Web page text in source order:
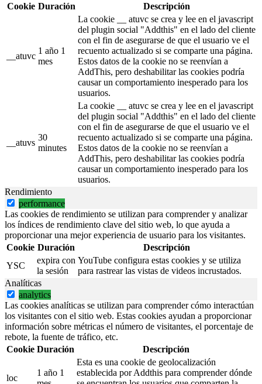
Cookie Duración Descripción
__atuvc
1 año 1
mes
La cookie __ atuvc se crea y lee en el javascript
del plugin social "Addthis" en el lado del cliente
con el fin de asegurarse de que el usuario ve el
recuento actualizado si se comparte una página.
Estos datos de la cookie no se reenvían a
AddThis, pero deshabilitar las cookies podría
causar un comportamiento inesperado para los
usuarios.
__atuvs
30
minutes
La cookie __ atuvc se crea y lee en el javascript
del plugin social "Addthis" en el lado del cliente
con el fin de asegurarse de que el usuario ve el
recuento actualizado si se comparte una página.
Estos datos de la cookie no se reenvían a
AddThis, pero deshabilitar las cookies podría
causar un comportamiento inesperado para los
usuarios.
Rendimiento
performance
Las cookies de rendimiento se utilizan para comprender y analizar
los índices de rendimiento clave del sitio web, lo que ayuda a
proporcionar una mejor experiencia de usuario para los visitantes.
Cookie Duración
Descripción
YSC
expira con
la sesión
YouTube configura estas cookies y se utiliza
para rastrear las vistas de videos incrustados.
Analíticas
analytics
Las cookies analíticas se utilizan para comprender cómo interactúan
los visitantes con el sitio web. Estas cookies ayudan a proporcionar
información sobre métricas el número de visitantes, el porcentaje de
rebote, la fuente de tráfico, etc.
Cookie Duración Descripción
loc
1 año 1
Esta es una cookie de geolocalización
establecida por Addthis para comprender dónde